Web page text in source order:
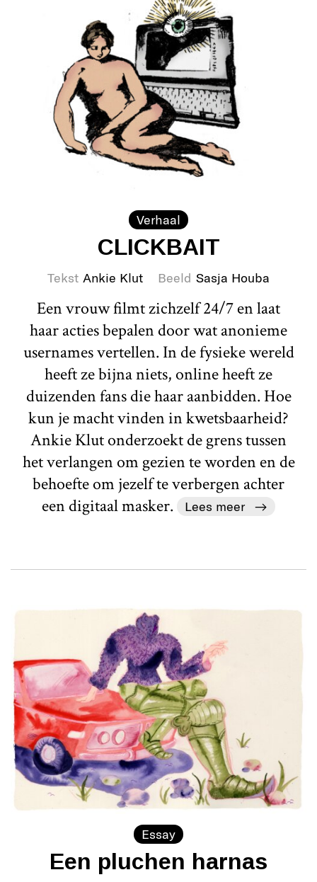
Verhaal
CLICKBAIT
Tekst Ankie Klut Beeld Sasja Houba
Een vrouw filmt zichzelf 24/7 en laat
haar acties bepalen door wat anonieme
usernames vertellen. In de fysieke wereld
heeft ze bijna niets, online heeft ze
duizenden fans die haar aanbidden. Hoe
kun je macht vinden in kwetsbaarheid?
Ankie Klut onderzoekt de grens tussen
het verlangen om gezien te worden en de
behoefte om jezelf te verbergen achter
een digitaal masker.
Lees meer
Essay
Een pluchen harnas